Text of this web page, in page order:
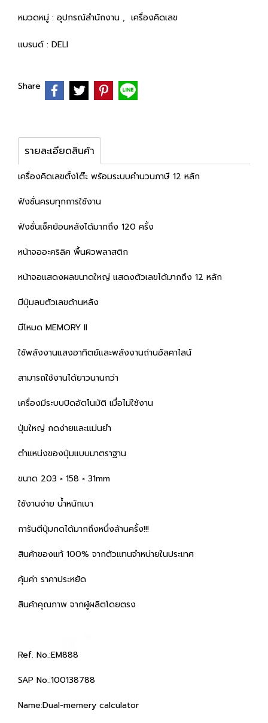
หมวดหมู่ : อุปกรณ์สำนักงาน , เครื่องคิดเลข
แบรนด์ : DELI
Share
รายละเอียดสินค้า
เครื่องคิดเลขตั้งโต๊ะ พร้อมระบบคำนวนภาษี 12 หลัก
ฟังชั่นครบทุกการใช้งาน
ฟังชั่นเช็คย้อนหลังได้มากถึง 120 ครั้ง
หน้าจออะคริลิค พื้นผิวพลาสติก
หน้าจอแสดงผลขนาดใหญ่ แสดงตัวเลขได้มากถึง 12 หลัก
มีปุ่มลบตัวเลขด้านหลัง
มีโหมด MEMORY II
ใช้พลังงานแสงอาทิตย์และพลังงานถ่านอัลคาไลน์
สามารถใช้งานได้ยาวนานกว่า
เครื่องมีระบบปิดอัตโนมัติ เมื่อไม่ใช้งาน
ปุ่มใหญ่ กดง่ายและแม่นยำ
ตำแหน่งของปุ่มแบบมาตราฐาน
ขนาด 203 × 158 × 31mm
ใช้งานง่าย น้ำหนักเบา
การันตีปุ่มกดได้มากถึงหนึ่งล้านครั้ง!!!
สินค้าของแท้ 100% จากตัวแทนจำหน่ายในประเทศ
คุ้มค่า ราคาประหยัด
สินค้าคุณภาพ จากผู้ผลิตโดยตรง
Ref. No.:EM888
SAP No.:100138788
Name:Dual-memery calculator